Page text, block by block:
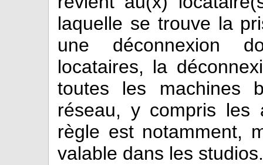
laquelle se trouve la
une déconnexion
locataires, la
toutes les machines
réseau, y compris les
règle est notamment,
valable dans les studios.